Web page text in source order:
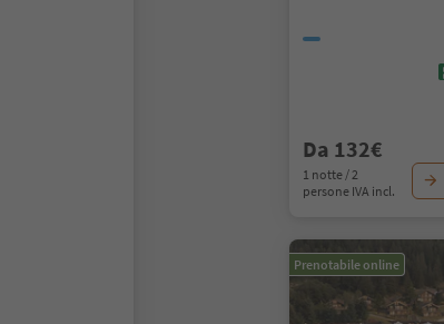
Da 132€
1 notte / 2
persone IVA incl.
Prenotabile online